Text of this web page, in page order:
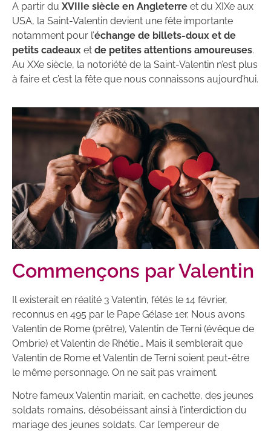
A partir du XVIIIe siècle en Angleterre et du XIXe aux
USA, la Saint-Valentin devient une fête importante
notamment pour l’échange de billets-doux et de
petits cadeaux et de petites attentions amoureuses.
Au XXe siècle, la notoriété de la Saint-Valentin n’est plus
à faire et c’est la fête que nous connaissons aujourd’hui.
Commençons par Valentin
Il existerait en réalité 3 Valentin, fétés le 14 février,
reconnus en 495 par le Pape Gélase 1er. Nous avons
Valentin de Rome (prêtre), Valentin de Terni (évêque de
Ombrie) et Valentin de Rhétie… Mais il semblerait que
Valentin de Rome et Valentin de Terni soient peut-être
le même personnage. On ne sait pas vraiment.
Notre fameux Valentin mariait, en cachette, des jeunes
soldats romains, désobéissant ainsi à l’interdiction du
mariage des jeunes soldats. Car l’empereur de